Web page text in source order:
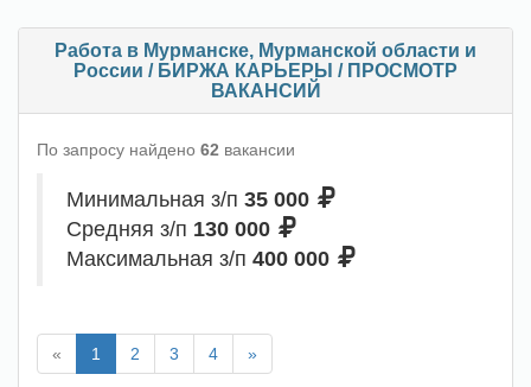
Работа в Мурманске, Мурманской области и
России / БИРЖА КАРЬЕРЫ / ПРОСМОТР
ВАКАНСИЙ
По запросу найдено 62 вакансии
Минимальная з/п 35 000
Средняя з/п 130 000
Максимальная з/п 400 000
« 1 2 3 4 »